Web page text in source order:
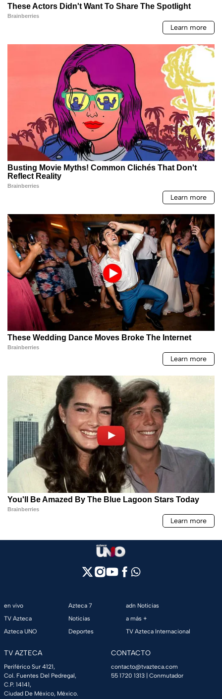
en vivo
TV Azteca
Azteca UNO
Azteca 7
Noticias
Deportes
adn Noticias
a más +
TV Azteca Internacional
TV AZTECA
Periférico Sur 4121,
Col. Fuentes Del Pedregal,
C.P. 14141,
Ciudad De México, México.
CONTACTO
contacto@tvazteca.com
55 1720 1313 | Conmutador